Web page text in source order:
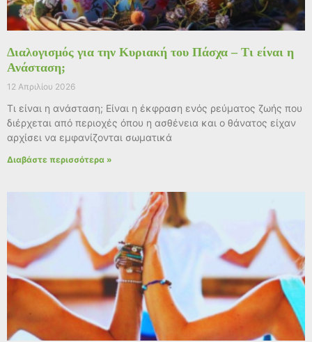
Διαλογισμός για την Κυριακή του Πάσχα – Τι είναι η
Ανάσταση;
12 Απριλίου 2026
Τι είναι η ανάσταση; Είναι η έκφραση ενός ρεύματος ζωής που
διέρχεται από περιοχές όπου η ασθένεια και ο θάνατος είχαν
αρχίσει να εμφανίζονται σωματικά
Διαβάστε περισσότερα »